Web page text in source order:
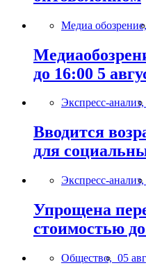
Медиа обозрение,
до 16:00 5
Экспресс-анализ,
Вводится
для
Экспресс-анализ,
Упрощена
стоимостью
Общество, 05